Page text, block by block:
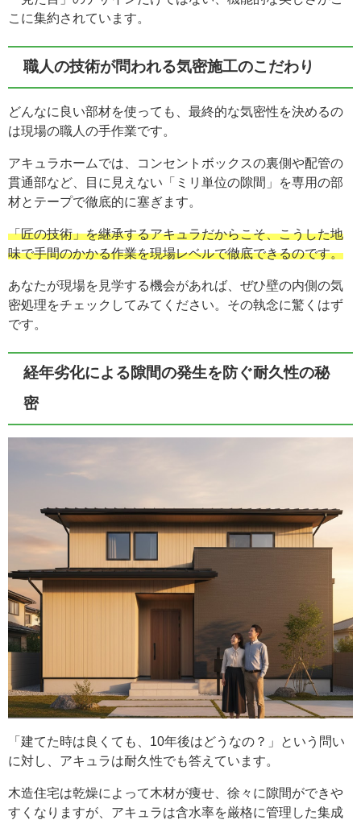
こに集約されています。
職人の技術が問われる気密施工のこだわり
どんなに良い部材を使っても、最終的な気密性を決めるの
は現場の職人の手作業です。
アキュラホームでは、コンセントボックスの裏側や配管の
貫通部など、目に見えない「ミリ単位の隙間」を専用の部
材とテープで徹底的に塞ぎます。
「匠の技術」を継承するアキュラだからこそ、こうした地
味で手間のかかる作業を現場レベルで徹底できるのです。
あなたが現場を見学する機会があれば、ぜひ壁の内側の気
密処理をチェックしてみてください。その執念に驚くはず
です。
経年劣化による隙間の発生を防ぐ耐久性の秘
密
「建てた時は良くても、10年後はどうなの？」という問い
に対し、アキュラは耐久性でも答えています。
木造住宅は乾燥によって木材が痩せ、徐々に隙間ができや
すくなりますが、アキュラは含水率を厳格に管理した集成